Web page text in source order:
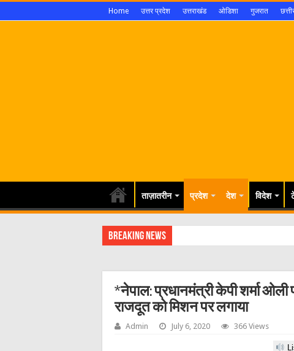
Home उत्तर प्रदेश उत्तराखंड ओडिशा गुजरात
ताज़ातरीन प्रदेश देश विदेश
Breaking News
*नेपाल: प्रधानमंत्री केपी शर्मा ओली
राजदूत को मिशन पर लगाया
Admin July 6, 2020 366 Views